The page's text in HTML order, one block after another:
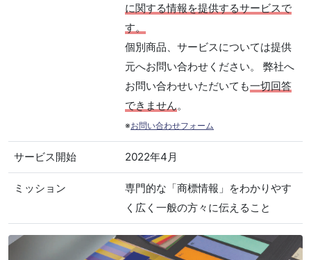
に関する情報を提供するサービスで
す。
個別商品、サービスについては提供
元へお問い合わせください。 弊社へ
お問い合わせいただいても一切回答
できません。
※お問い合わせフォーム
サービス開始 2022年4月
ミッション
専門的な「商標情報」をわかりやす
く広く一般の方々に伝えること